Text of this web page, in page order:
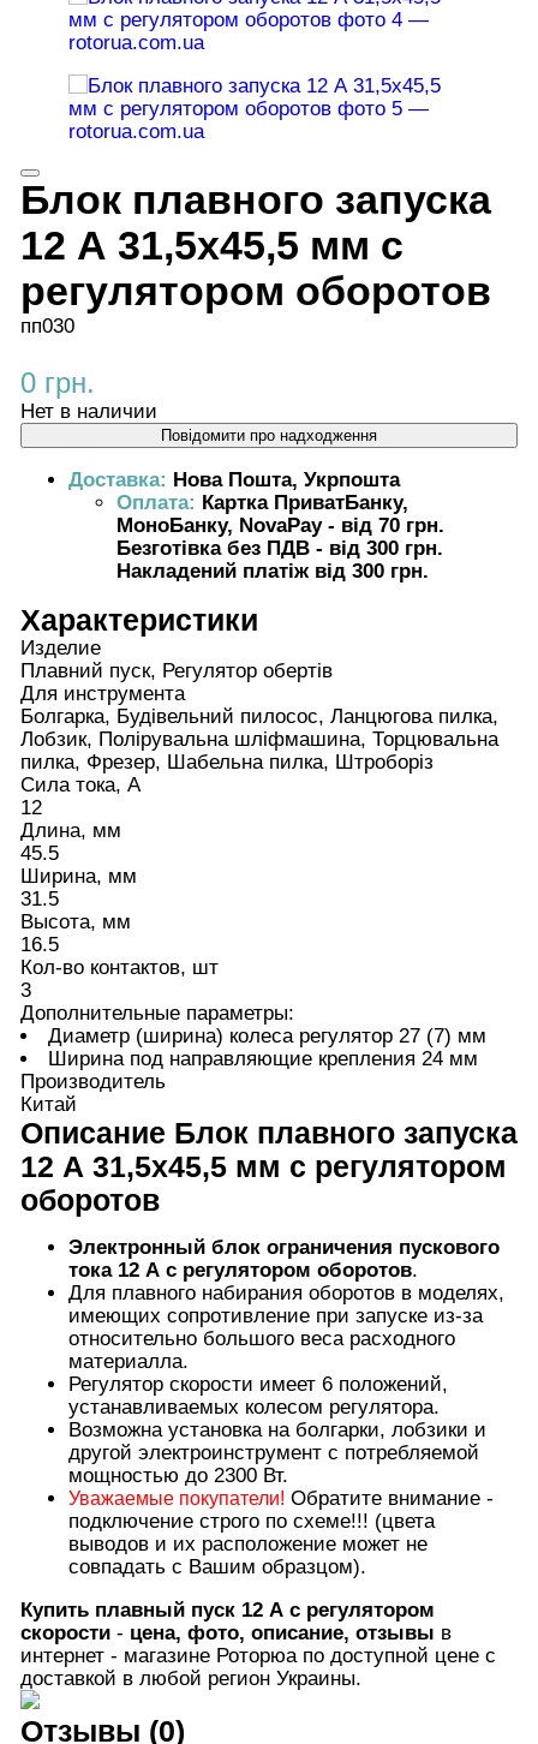
Блок плавного запуска
12 А 31,5х45,5 мм с
регулятором оборотов
пп030
0 грн.
Нет в наличии
Повідомити про надходження
Доставка: Нова Пошта, Укрпошта
Оплата: Картка ПриватБанку,
МоноБанку, NovaPay - від 70 грн.
Безготівка без ПДВ - від 300 грн.
Накладений платіж від 300 грн.
Характеристики
Изделие
Плавний пуск, Регулятор обертів
Для инструмента
Болгарка, Будівельний пилосос, Ланцюгова пилка,
Лобзик, Полірувальна шліфмашина, Торцювальна
пилка, Фрезер, Шабельна пилка, Штроборіз
Сила тока, А
12
Длина, мм
45.5
Ширина, мм
31.5
Высота, мм
16.5
Кол-во контактов, шт
3
Дополнительные параметры:
Диаметр (ширина) колеса регулятор 27 (7) мм
Ширина под направляющие крепления 24 мм
Производитель
Китай
Описание Блок плавного запуска
12 А 31,5х45,5 мм с регулятором
оборотов
Электронный блок ограничения пускового
тока12 А с регулятором оборотов.
Для плавного набирания оборотов в моделях,
имеющих сопротивление при запуске из-за
относительно большого веса расходного
материалла.
Регулятор скорости имеет 6 положений,
устанавливаемых колесом регулятора.
Возможна установка на болгарки, лобзики и
другой электроинструмент с потребляемой
мощностью до 2300 Вт.
Уважаемые покупатели! Обратите внимание -
подключение строго по схеме!!! (цвета
выводов и их расположение может не
совпадать с Вашим образцом).
Купить плавный пуск 12 А с регулятором
скорости - цена, фото, описание, отзывы в
интернет - магазине Роторюа по доступной цене с
доставкой в любой регион Украины.
Отзывы (0)